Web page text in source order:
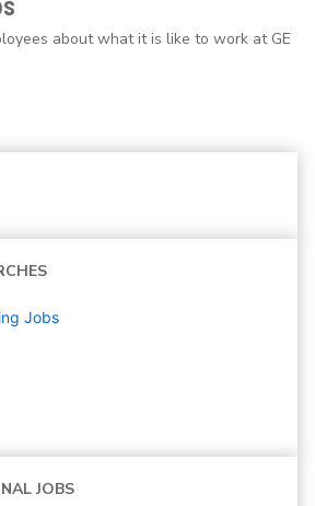
about what it is like to work at GE
Jobs
JOBS